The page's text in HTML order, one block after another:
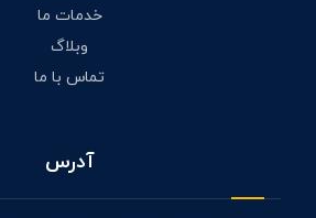
خدمات ما
وبلاگ
تماس با ما
آدرس